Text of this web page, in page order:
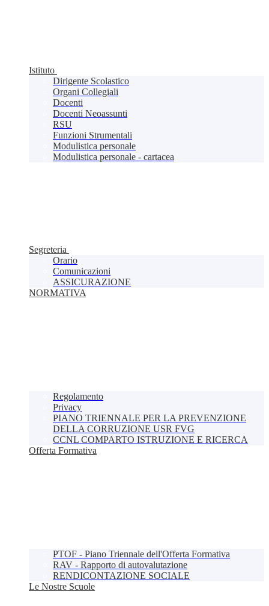
Istituto
Dirigente Scolastico
Organi Collegiali
Docenti
Docenti Neoassunti
RSU
Funzioni Strumentali
Modulistica personale
Modulistica personale - cartacea
Segreteria
Orario
Comunicazioni
ASSICURAZIONE
NORMATIVA
Regolamento
Privacy
PIANO TRIENNALE PER LA PREVENZIONE
DELLA CORRUZIONE USR FVG
CCNL COMPARTO ISTRUZIONE E RICERCA
Offerta Formativa
PTOF - Piano Triennale dell'Offerta Formativa
RAV - Rapporto di autovalutazione
RENDICONTAZIONE SOCIALE
Le Nostre Scuole